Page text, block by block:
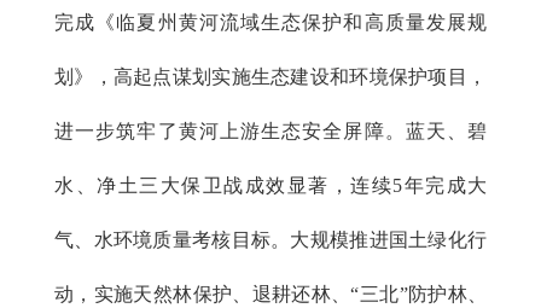
完成《临夏州黄河流域生态保护和高质量发展规
划》，高起点谋划实施生态建设和环境保护项目，
进一步筑牢了黄河上游生态安全屏障。蓝天、碧
水、净土三大保卫战成效显著，连续5年完成大
气、水环境质量考核目标。大规模推进国土绿化行
动，实施天然林保护、退耕还林、“三北”防护林、